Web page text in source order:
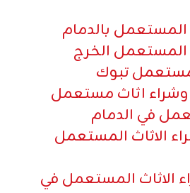
المستعمل بالدمام
المستعمل الخرج
مستعمل تبوك
وشراء اثاث مستعمل
في الدمام
الاثاث المستعمل
الاثاث المستعمل في